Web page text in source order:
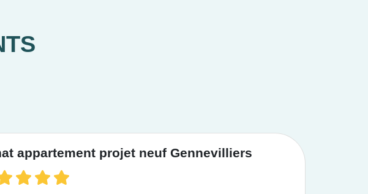
appartement projet neuf Gennevilliers